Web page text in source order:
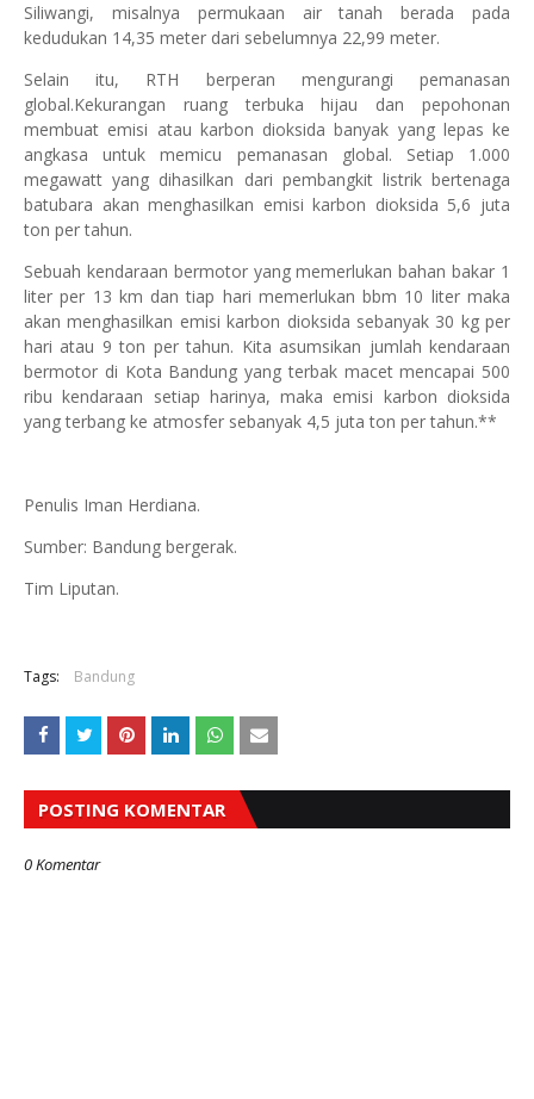
Siliwangi, misalnya permukaan air tanah berada pada
kedudukan 14,35 meter dari sebelumnya 22,99 meter.
Selain itu, RTH berperan mengurangi pemanasan
global.Kekurangan ruang terbuka hijau dan pepohonan
membuat emisi atau karbon dioksida banyak yang lepas ke
angkasa untuk memicu pemanasan global. Setiap 1.000
megawatt yang dihasilkan dari pembangkit listrik bertenaga
batubara akan menghasilkan emisi karbon dioksida 5,6 juta
ton per tahun.
Sebuah kendaraan bermotor yang memerlukan bahan bakar 1
liter per 13 km dan tiap hari memerlukan bbm 10 liter maka
akan menghasilkan emisi karbon dioksida sebanyak 30 kg per
hari atau 9 ton per tahun. Kita asumsikan jumlah kendaraan
bermotor di Kota Bandung yang terbak macet mencapai 500
ribu kendaraan setiap harinya, maka emisi karbon dioksida
yang terbang ke atmosfer sebanyak 4,5 juta ton per tahun.**
Penulis Iman Herdiana.
Sumber: Bandung bergerak.
Tim Liputan.
Tags: Bandung
POSTING KOMENTAR
0 Komentar